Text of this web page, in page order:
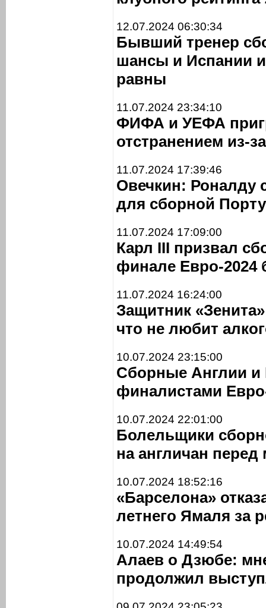
12.07.2024 06:30:34
Бывший тренер
шансы и Испании
равны
11.07.2024 23:34:10
ФИФА и УЕФА
отстранением из-
11.07.2024 17:39:46
Овечкин: Роналду
для сборной
11.07.2024 17:09:00
Карл III призвал
финале Евро-2024
11.07.2024 16:24:00
Защитник
что не любит
10.07.2024 23:15:00
Сборные Англии и
финалистами
10.07.2024 22:01:00
Болельщики
на англичан
10.07.2024 18:52:16
«Барселона»
летнего Ямаля за
10.07.2024 14:49:54
Алаев о Дзюбе:
продолжил